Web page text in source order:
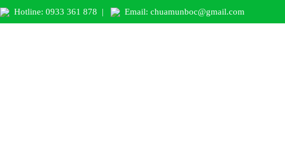
Hotline: 0933 361 878 | Email: chuamunboc@gmail.com